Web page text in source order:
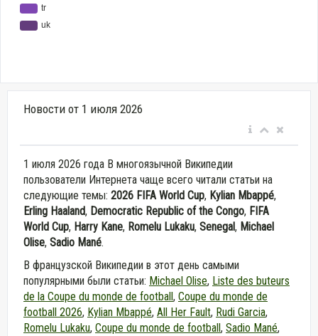
Новости от 1 июля 2026
1 июля 2026 года В многоязычной Википедии
пользователи Интернета чаще всего читали статьи на
следующие темы: 2026 FIFA World Cup, Kylian Mbappé,
Erling Haaland, Democratic Republic of the Congo, FIFA
World Cup, Harry Kane, Romelu Lukaku, Senegal, Michael
Olise, Sadio Mané.
В французской Википедии в этот день самыми
популярными были статьи: Michael Olise, Liste des buteurs
de la Coupe du monde de football , Coupe du monde de
football 2026, Kylian Mbappé, All Her Fault, Rudi Garcia,
Romelu Lukaku, Coupe du monde de football , Sadio Mané,